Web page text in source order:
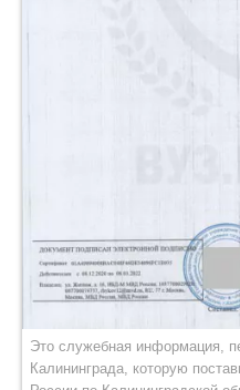
Это служебная информация,
Калининграда, которую